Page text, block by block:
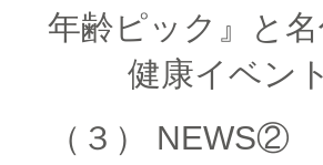
年齢ピック』と名
健康イベン
（３） NEWS②